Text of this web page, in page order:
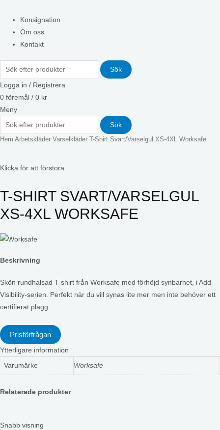
Konsignation
Om oss
Kontakt
Sök
Logga in / Registrera
0 föremål / 0 kr
Meny
Sök
Hem Arbetskläder Varselkläder T-Shirt Svart/Varselgul XS-4XL Worksafe
Klicka för att förstora
T-SHIRT SVART/VARSELGUL
XS-4XL WORKSAFE
Beskrivning
Skön rundhalsad T-shirt från Worksafe med förhöjd synbarhet, i Add
Visibility-serien. Perfekt när du vill synas lite mer men inte behöver ett
certifierat plagg.
Prisförfrågan
Ytterligare information
Varumärke Worksafe
Relaterade produkter
Snabb visning